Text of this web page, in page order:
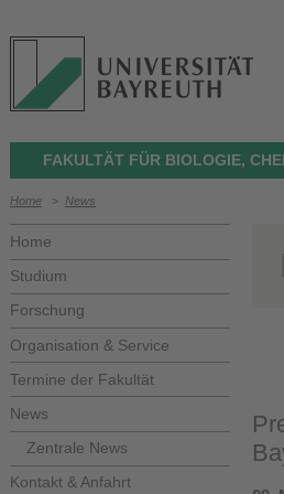
FAKULTÄT FÜR BIOLOGIE,
Home > News
Home
Studium
Forschung
Organisation & Service
Termine der Fakultät
News
Zentrale News
Kontakt & Anfahrt